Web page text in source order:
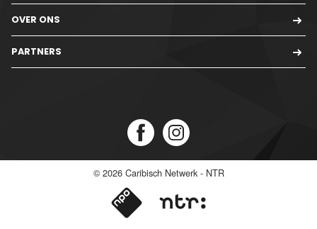
OVER ONS
PARTNERS
© 2026 Caribisch Netwerk - NTR